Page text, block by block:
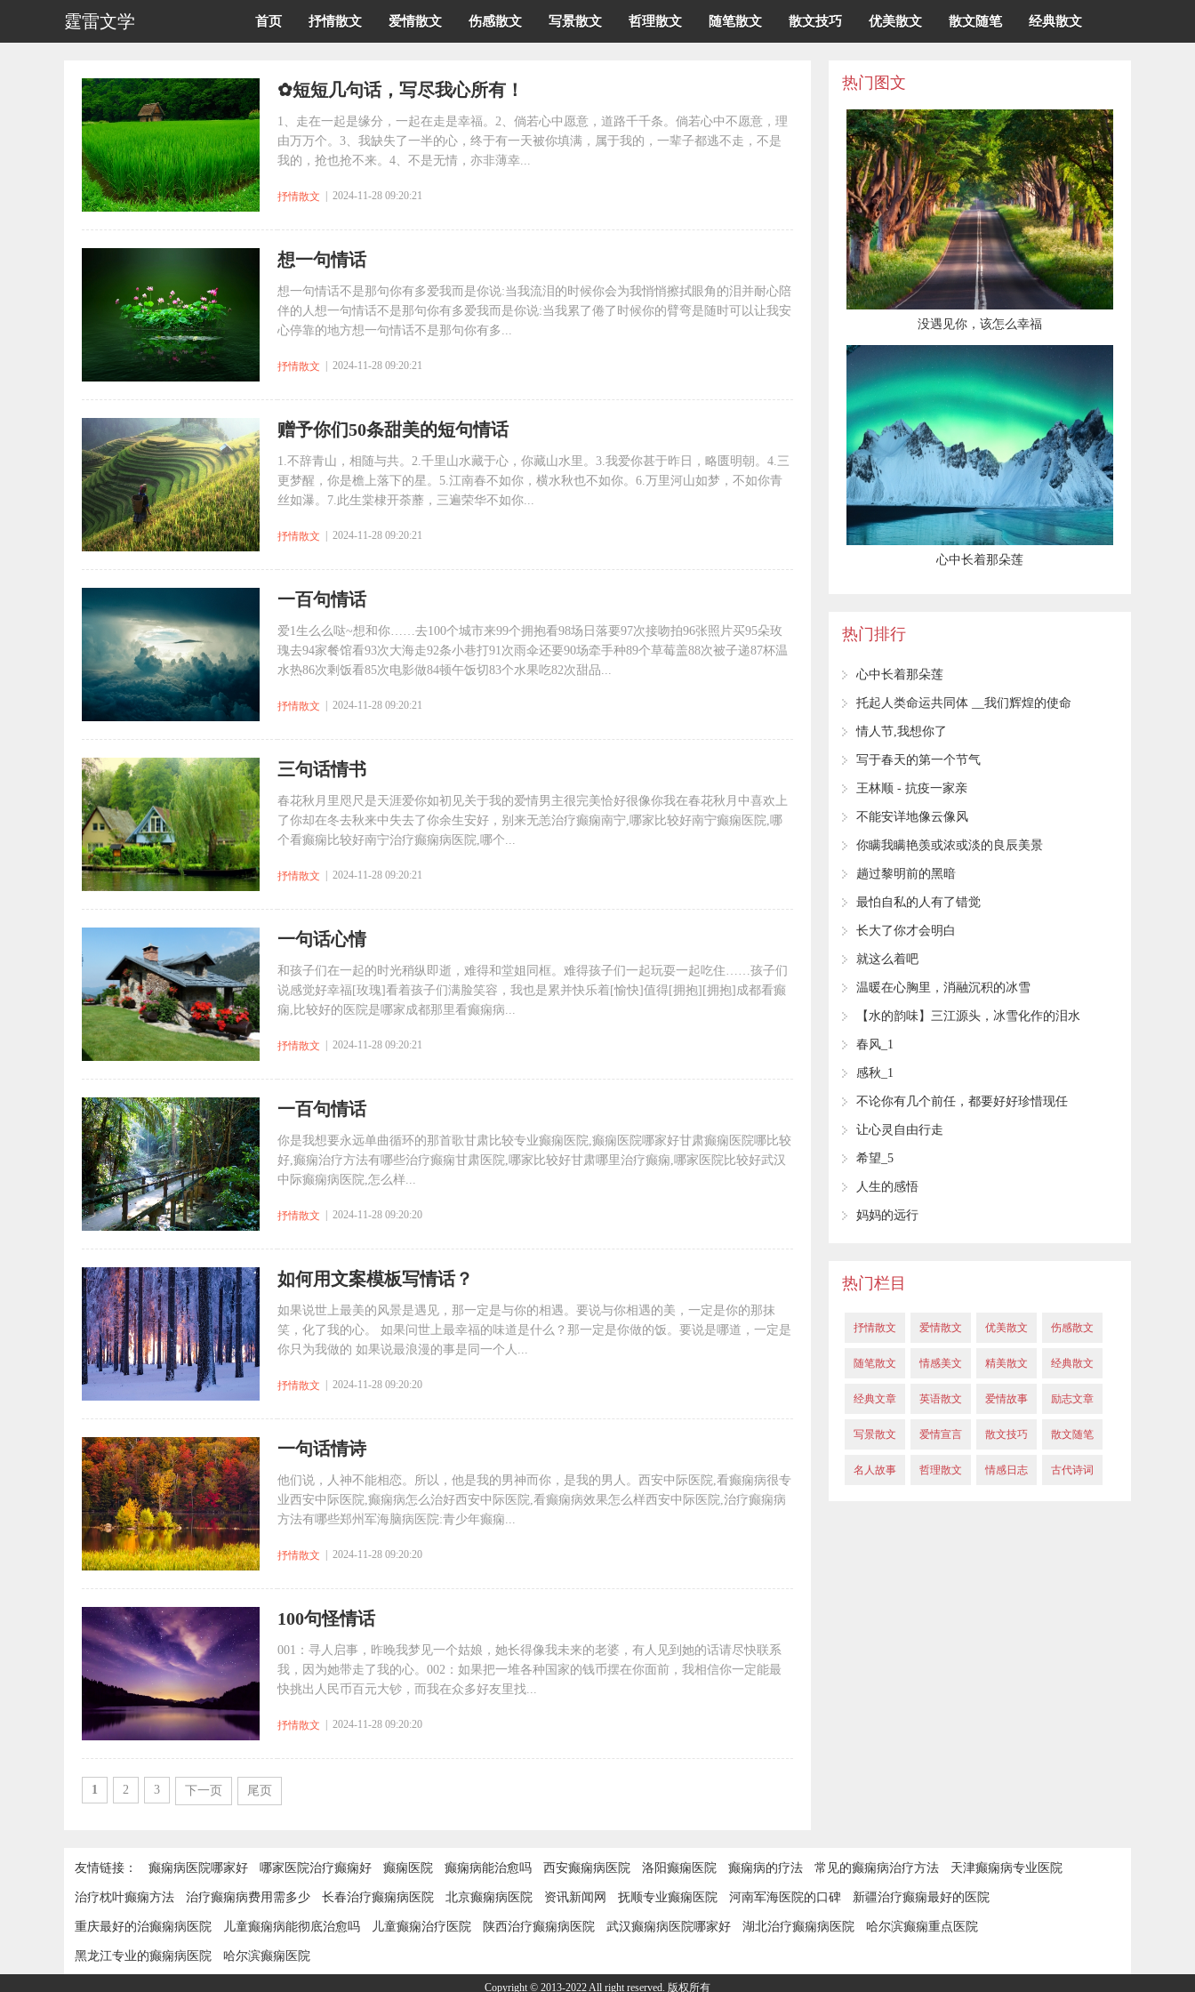
霆雷文学 首页 抒情散文 爱情散文 伤感散文 写景散文 哲理散文 随笔散文 散文技巧 优美散文 散文随笔 经典散文
✿短短几句话，写尽我心所有！
1、走在一起是缘分，一起在走是幸福。2、倘若心中愿意，道路千千条。倘若心中不愿意，理
由万万个。3、我缺失了一半的心，终于有一天被你填满，属于我的，一辈子都逃不走，不是
我的，抢也抢不来。4、不是无情，亦非薄幸...
抒情散文 | 2024-11-28 09:20:21
想一句情话
想一句情话不是那句你有多爱我而是你说:当我流泪的时候你会为我悄悄擦拭眼角的泪并耐心陪
伴的人想一句情话不是那句你有多爱我而是你说:当我累了倦了时候你的臂弯是随时可以让我安
心停靠的地方想一句情话不是那句你有多...
抒情散文 | 2024-11-28 09:20:21
赠予你们50条甜美的短句情话
1.不辞青山，相随与共。2.千里山水藏于心，你藏山水里。3.我爱你甚于昨日，略匮明朝。4.三
更梦醒，你是檐上落下的星。5.江南春不如你，横水秋也不如你。6.万里河山如梦，不如你青
丝如瀑。7.此生棠棣开荼蘼，三遍荣华不如你...
抒情散文 | 2024-11-28 09:20:21
一百句情话
爱1生么么哒~想和你……去100个城市来99个拥抱看98场日落要97次接吻拍96张照片买95朵玫
瑰去94家餐馆看93次大海走92条小巷打91次雨伞还要90场牵手种89个草莓盖88次被子递87杯温
水热86次剩饭看85次电影做84顿午饭切83个水果吃82次甜品...
抒情散文 | 2024-11-28 09:20:21
三句话情书
春花秋月里咫尺是天涯爱你如初见关于我的爱情男主很完美恰好很像你我在春花秋月中喜欢上
了你却在冬去秋来中失去了你余生安好，别来无恙治疗癫痫南宁,哪家比较好南宁癫痫医院,哪
个看癫痫比较好南宁治疗癫痫病医院,哪个...
抒情散文 | 2024-11-28 09:20:21
一句话心情
和孩子们在一起的时光稍纵即逝，难得和堂姐同框。难得孩子们一起玩耍一起吃住……孩子们
说感觉好幸福[玫瑰]看着孩子们满脸笑容，我也是累并快乐着[愉快]值得[拥抱][拥抱]成都看癫
痫,比较好的医院是哪家成都那里看癫痫病...
抒情散文 | 2024-11-28 09:20:21
一百句情话
你是我想要永远单曲循环的那首歌甘肃比较专业癫痫医院,癫痫医院哪家好甘肃癫痫医院哪比较
好,癫痫治疗方法有哪些治疗癫痫甘肃医院,哪家比较好甘肃哪里治疗癫痫,哪家医院比较好武汉
中际癫痫病医院,怎么样...
抒情散文 | 2024-11-28 09:20:20
如何用文案模板写情话？
如果说世上最美的风景是遇见，那一定是与你的相遇。要说与你相遇的美，一定是你的那抹
笑，化了我的心。 如果问世上最幸福的味道是什么？那一定是你做的饭。要说是哪道，一定是
你只为我做的 如果说最浪漫的事是同一个人...
抒情散文 | 2024-11-28 09:20:20
一句话情诗
他们说，人神不能相恋。所以，他是我的男神而你，是我的男人。西安中际医院,看癫痫病很专
业西安中际医院,癫痫病怎么治好西安中际医院,看癫痫病效果怎么样西安中际医院,治疗癫痫病
方法有哪些郑州军海脑病医院:青少年癫痫...
抒情散文 | 2024-11-28 09:20:20
100句怪情话
001：寻人启事，昨晚我梦见一个姑娘，她长得像我未来的老婆，有人见到她的话请尽快联系
我，因为她带走了我的心。002：如果把一堆各种国家的钱币摆在你面前，我相信你一定能最
快挑出人民币百元大钞，而我在众多好友里找...
抒情散文 | 2024-11-28 09:20:20
1 2 3 下一页 尾页
热门图文
没遇见你，该怎么幸福
心中长着那朵莲
热门排行
心中长着那朵莲
托起人类命运共同体 __我们辉煌的使命
情人节,我想你了
写于春天的第一个节气
王林顺 - 抗疫一家亲
不能安详地像云像风
你瞒我瞒艳羡或浓或淡的良辰美景
趟过黎明前的黑暗
最怕自私的人有了错觉
长大了你才会明白
就这么着吧
温暖在心胸里，消融沉积的冰雪
【水的韵味】三江源头，冰雪化作的泪水
春风_1
感秋_1
不论你有几个前任，都要好好珍惜现任
让心灵自由行走
希望_5
人生的感悟
妈妈的远行
热门栏目
抒情散文 爱情散文 优美散文 伤感散文
随笔散文 情感美文 精美散文 经典散文
经典文章 英语散文 爱情故事 励志文章
写景散文 爱情宣言 散文技巧 散文随笔
名人故事 哲理散文 情感日志 古代诗词
友情链接： 癫痫病医院哪家好 哪家医院治疗癫痫好 癫痫医院 癫痫病能治愈吗 西安癫痫病医院 洛阳癫痫医院 癫痫病的疗法 常见的癫痫病治疗方法 天津癫痫病专业医院
治疗枕叶癫痫方法 治疗癫痫病费用需多少 长春治疗癫痫病医院 北京癫痫病医院 资讯新闻网 抚顺专业癫痫医院 河南军海医院的口碑 新疆治疗癫痫最好的医院
重庆最好的治癫痫病医院 儿童癫痫病能彻底治愈吗 儿童癫痫治疗医院 陕西治疗癫痫病医院 武汉癫痫病医院哪家好 湖北治疗癫痫病医院 哈尔滨癫痫重点医院
黑龙江专业的癫痫病医院 哈尔滨癫痫医院
Copyright © 2013-2022 All right reserved. 版权所有